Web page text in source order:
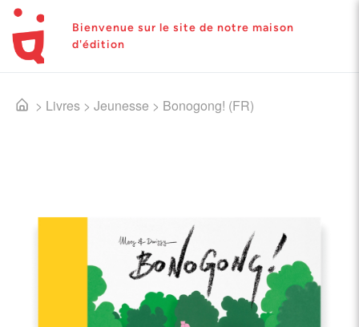
Bienvenue sur le site de notre maison
d'édition
> Livres > Jeunesse > Bonogong! (FR)